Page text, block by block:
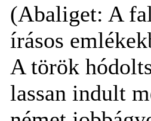
(Abaliget: A
írásos
A török
lassan indult